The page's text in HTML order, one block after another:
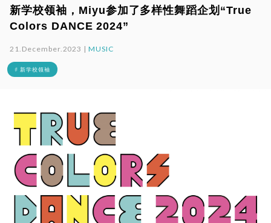
新学校领袖，Miyu参加了多样性舞蹈企划“True
Colors DANCE 2024”
21.December.2023 |MUSIC
# 新学校领袖